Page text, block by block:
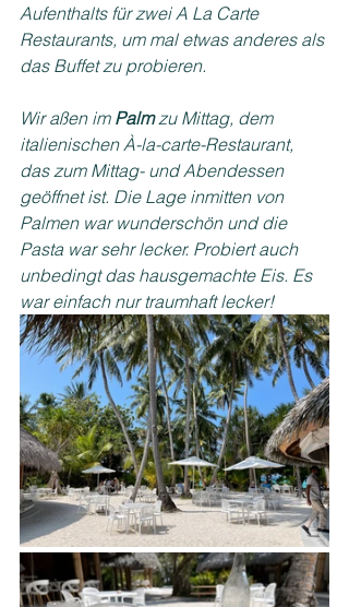
Aufenthalts für zwei A La Carte
Restaurants, um mal etwas anderes als
das Buffet zu probieren.
Wir aßen im Palm zu Mittag, dem
italienischen À-la-carte-Restaurant,
das zum Mittag- und Abendessen
geöffnet ist. Die Lage inmitten von
Palmen war wunderschön und die
Pasta war sehr lecker. Probiert auch
unbedingt das hausgemachte Eis. Es
war einfach nur traumhaft lecker!